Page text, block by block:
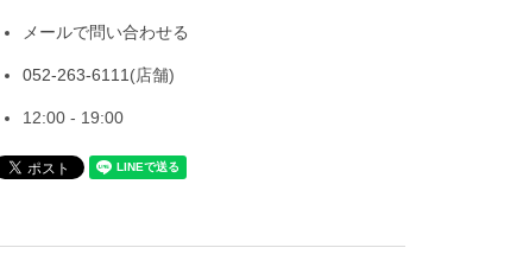
メールで問い合わせる
052-263-6111 (店舗)
12:00 - 19:00